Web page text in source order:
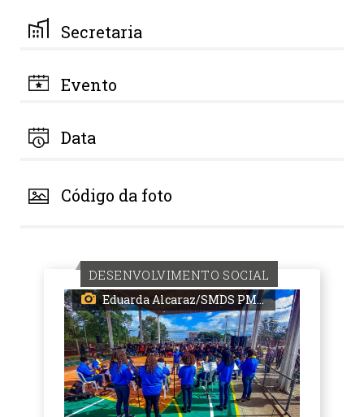
palavra-
chave
Secretaria
Evento
Data
Código da foto
DESENVOLVIMENTO SOCIAL
Eduarda Alcaraz/SMDS PMPA